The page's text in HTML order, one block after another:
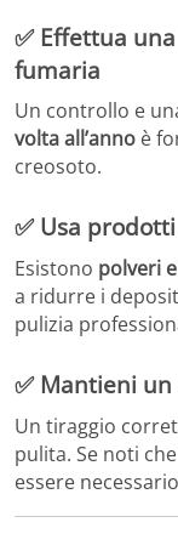
✅ Effettua
fumaria
Un controllo e
volta all’anno è
creosoto.
✅ Usa
Esistono polveri
a ridurre i
pulizia
✅ Mantieni
Un tiraggio
pulita. Se noti
essere necessario